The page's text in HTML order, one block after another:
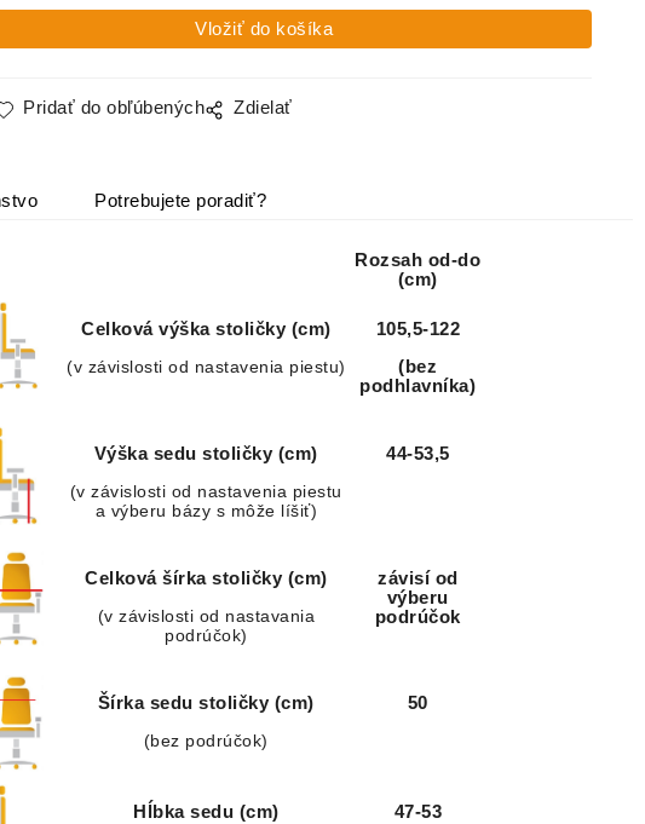
Pridať do obľúbených Zdielať
Potrebujete poradiť?
Rozsah od-do
(cm)
Celková výška stoličky (cm)
(v závislosti od nastavenia piestu)
105,5-122
(bez
podhlavníka)
Výška sedu stoličky (cm)
(v závislosti od nastavenia piestu
a výberu bázy s môže líšiť)
44-53,5
Celková šírka stoličky (cm)
(v závislosti od nastavania
podrúčok)
závisí od
výberu
podrúčok
Šírka sedu stoličky (cm)
(bez podrúčok)
50
Hĺbka sedu (cm)
47-53